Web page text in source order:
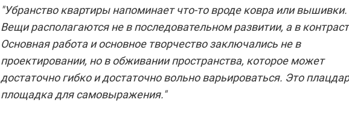
"Убранство квартиры напоминает что-то вроде ковра или вышивки.
Вещи располагаются не в последовательном развитии, а в
Основная работа и основное творчество заключались не в
проектировании, но в обживании пространства, которое может
достаточно гибко и достаточно вольно варьироваться. Это
площадка для самовыражения."